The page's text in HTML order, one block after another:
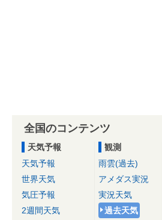
全国のコンテンツ
天気予報
天気予報
世界天気
気圧予報
2週間天気
観測
雨雲(過去)
アメダス実況
実況天気
過去天気